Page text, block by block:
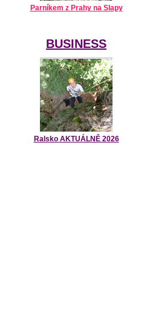
Parníkem z Prahy na Slapy
BUSINESS
Ralsko AKTUÁLNĚ 2026